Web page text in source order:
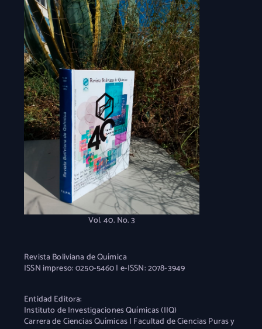
Vol. 40. No. 3
Revista Boliviana de Química
ISSN impreso: 0250-5460 | e-ISSN: 2078-3949
Entidad Editora:
Instituto de Investigaciones Químicas (IIQ)
Carrera de Ciencias Químicas | Facultad de Ciencias Puras y